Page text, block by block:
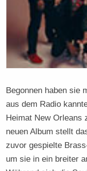
Begonnen haben sie
aus dem Radio
Heimat New Orleans
neuen Album stellt
zuvor gespielte
um sie in ein breiter